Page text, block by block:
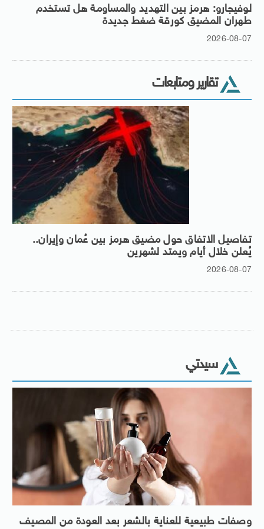
لوفيجارو: هرمز بين التهديد والمساومة هل تستخدم
طهران المضيق كورقة ضغط جديدة
2026-08-07
تقارير ومتابعات
تفاصيل الاتفاق حول مضيق هرمز بين عُمان وإيران..
يُعلن خلال أيام ويمتد لشهرين
2026-08-07
سيدتي
وصفات طبيعية للعناية بالشعر بعد العودة من المصيف